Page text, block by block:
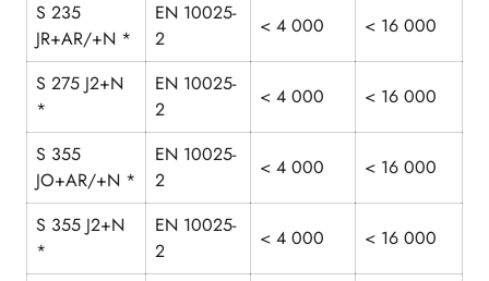
S 235
JR+AR/+N *
EN 10025-
2
< 4 000 < 16 000
S 275 J2+N
*
EN 10025-
2
< 4 000 < 16 000
S 355
JO+AR/+N *
EN 10025-
2
< 4 000 < 16 000
S 355 J2+N
*
EN 10025-
2
< 4 000 < 16 000